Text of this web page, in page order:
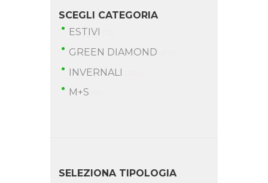
SCEGLI CATEGORIA
ESTIVI
GREEN DIAMOND
INVERNALI
M+S
SELEZIONA TIPOLOGIA